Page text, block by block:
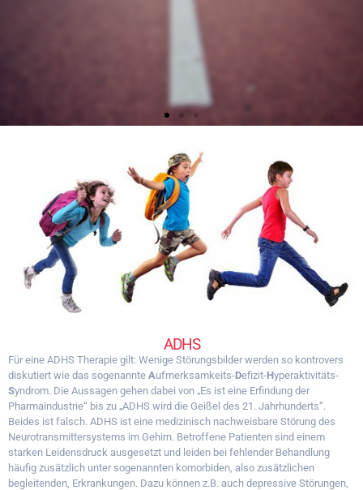
Der kleine Prinz war schon
lange durch Sand, Felsen und
Schnee gewandert. Da
entdeckte er endlich eine
Straße. Und alle Straßen
führen zu den Menschen.
Der kleine Prinz, Antoine de Saint-Exupéry
ADHS
Für eine ADHS Therapie gilt: Wenige Störungsbilder werden so kontrovers
diskutiert wie das sogenannte Aufmerksamkeits-Defizit-Hyperaktivitäts-
Syndrom. Die Aussagen gehen dabei von „Es ist eine Erfindung der
Pharmaindustrie“ bis zu „ADHS wird die Geißel des 21. Jahrhunderts“.
Beides ist falsch. ADHS ist eine medizinisch nachweisbare Störung des
Neurotransmittersystems im Gehirn. Betroffene Patienten sind einem
starken Leidensdruck ausgesetzt und leiden bei fehlender Behandlung
häufig zusätzlich unter sogenannten komorbiden, also zusätzlichen
begleitenden, Erkrankungen. Dazu können z.B. auch depressive Störungen,